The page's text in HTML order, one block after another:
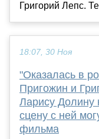
Григорий Лепс.
18:07, 30 Ноя
"Оказалась в
Пригожин и
Ларису Долину
сцену с ней
фильма